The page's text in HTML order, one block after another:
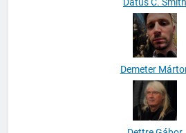
Datus C. Smith
Demeter Márton